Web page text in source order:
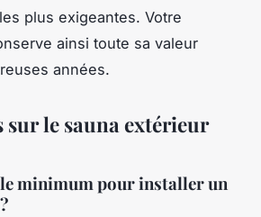
plus exigeantes. Votre
ainsi toute sa valeur
années.
sur le sauna extérieur
minimum pour installer un